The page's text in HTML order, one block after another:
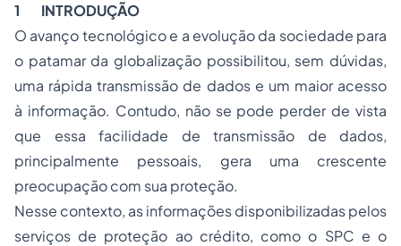
1 INTRODUÇÃO
O avanço tecnológico e a evolução da sociedade para
o patamar da globalização possibilitou, sem dúvidas,
uma rápida transmissão de dados e um maior acesso
à informação. Contudo, não se pode perder de vista
que essa facilidade de transmissão de dados,
principalmente pessoais, gera uma crescente
preocupação com sua proteção.
Nesse contexto, as informações disponibilizadas pelos
serviços de proteção ao crédito, como o SPC e o